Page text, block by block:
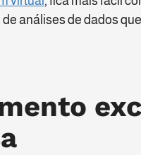
análises de dados